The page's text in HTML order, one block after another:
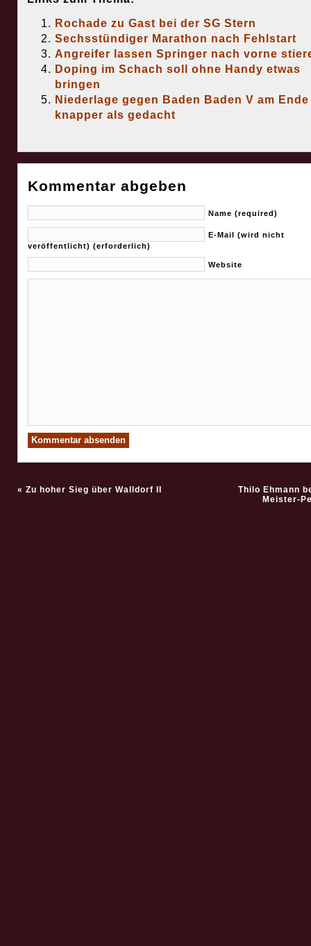
Rochade zu Gast bei der SG Stern
Sechsstündiger Marathon nach Fehlstart
Angreifer lassen Springer nach vorne
Doping im Schach soll ohne Handy etwas
bringen
Niederlage gegen Baden Baden V am Ende
knapper als gedacht
Kommentar abgeben
Name (required)
E-Mail (wird nicht
veröffentlicht) (erforderlich)
Website
« Zu hoher Sieg über Walldorf II
Thilo Ehmann
Meister-